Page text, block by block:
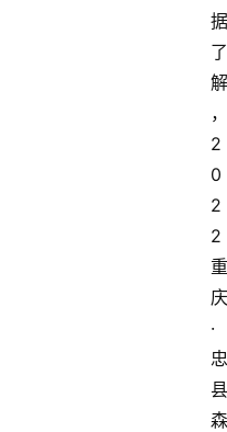
据
了
解
，
2
0
2
2
重
庆
·
忠
县
森